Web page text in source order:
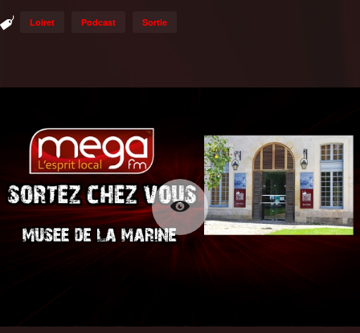
Loiret Podcast Sortie